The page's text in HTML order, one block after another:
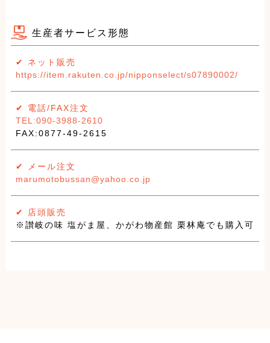
生産者サービス形態
✔︎ ネット販売
https://item.rakuten.co.jp/nipponselect/s07890002/
✔︎ 電話/FAX注文
TEL:090-3988-2610
FAX:0877-49-2615
✔︎ メール注文
marumotobussan@yahoo.co.jp
✔︎ 店頭販売
※讃岐の味 塩がま屋、かがわ物産館 栗林庵でも購入可